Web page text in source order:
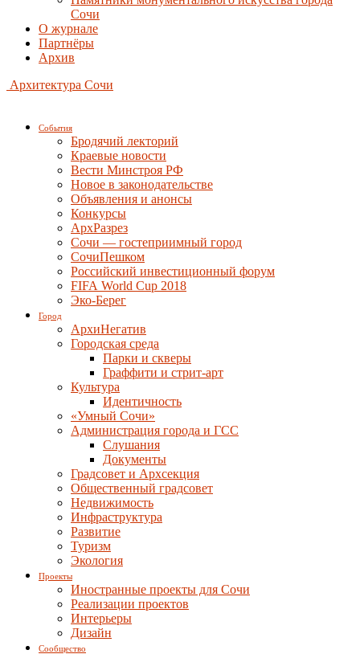
Сочи
О журнале
Партнёры
Архив
Архитектура Сочи
События
Бродячий лекторий
Краевые новости
Вести Минстроя РФ
Новое в законодательстве
Объявления и анонсы
Конкурсы
АрхРазрез
Сочи — гостеприимный город
СочиПешком
Российский инвестиционный форум
FIFA World Cup 2018
Эко-Берег
Город
АрхиНегатив
Городская среда
Парки и скверы
Граффити и стрит-арт
Культура
Идентичность
«Умный Сочи»
Администрация города и ГСС
Слушания
Документы
Градсовет и Архсекция
Общественный градсовет
Недвижимость
Инфраструктура
Развитие
Туризм
Экология
Проекты
Иностранные проекты для Сочи
Реализации проектов
Интерьеры
Дизайн
Сообщество